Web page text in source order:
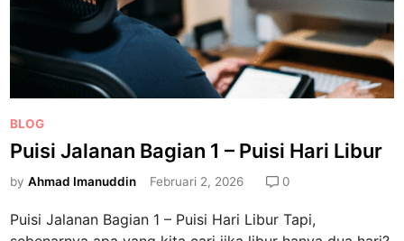
a
i
1
–
P
o
t
d
BLOG
Puisi Jalanan Bagian 1 – Puisi Hari Libur
byAhmad Imanuddin Februari 2, 2026 0
Puisi Jalanan Bagian 1 – Puisi Hari Libur Tapi,